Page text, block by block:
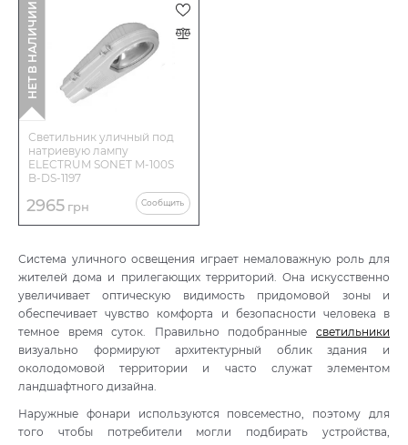
Светильник уличный под
натриевую лампу
ELECTRUM SONET M-100S
B-DS-1197
2965 грн Сообщить
НЕТ В НАЛИЧИИ
Система уличного освещения играет немаловажную роль для
жителей дома и прилегающих территорий. Она искусственно
увеличивает оптическую видимость придомовой зоны и
обеспечивает чувство комфорта и безопасности человека в
темное время суток. Правильно подобранные светильники
визуально формируют архитектурный облик здания и
околодомовой территории и часто служат элементом
ландшафтного дизайна.
Наружные фонари используются повсеместно, поэтому для
того чтобы потребители могли подбирать устройства,